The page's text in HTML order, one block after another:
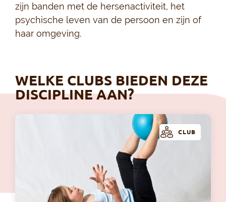
zijn banden met de hersenactiviteit, het
psychische leven van de persoon en zijn of
haar omgeving.
WELKE CLUBS BIEDEN DEZE
DISCIPLINE AAN?
CLUB